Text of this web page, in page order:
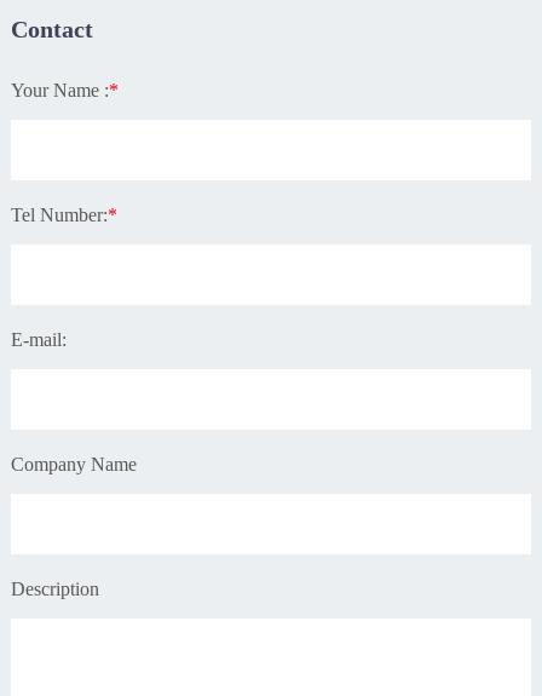
Contact
Your Name :*
Tel Number:*
E-mail:
Company Name
Description